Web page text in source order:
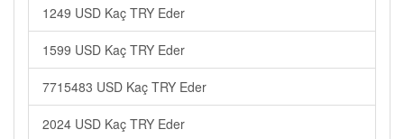
1249 USD Kaç TRY Eder
1599 USD Kaç TRY Eder
7715483 USD Kaç TRY Eder
2024 USD Kaç TRY Eder